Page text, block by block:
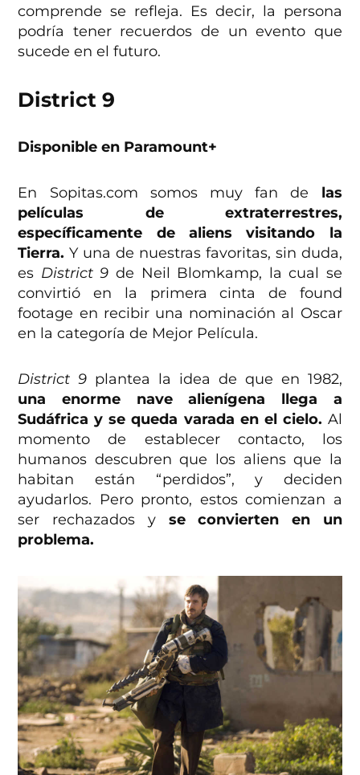
comprende se refleja. Es decir, la persona
podría tener recuerdos de un evento que
sucede en el futuro.
District 9
Disponible en Paramount+
En Sopitas.com somos muy fan de las
películas de extraterrestres,
específicamente de aliens visitando la
Tierra.Y una de nuestras favoritas, sin duda,
es District 9 de Neil Blomkamp, la cual se
convirtió en la primera cinta de found
footage en recibir una nominación al Oscar
en la categoría de Mejor Película.
District 9 plantea la idea de que en 1982,
una enorme nave alienígena llega a
Sudáfrica y se queda varada en el cielo. Al
momento de establecer contacto, los
humanos descubren que los aliens que la
habitan están “perdidos”, y deciden
ayudarlos. Pero pronto, estos comienzan a
ser rechazados y se convierten en un
problema.